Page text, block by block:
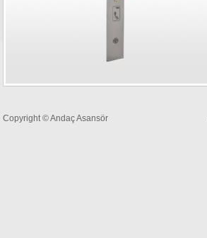
Copyright © Andaç Asansör